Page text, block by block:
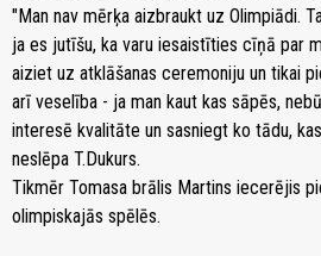
"Man nav mērķa aizbraukt uz Olimpiādi.
ja es jutīšu, ka varu iesaistīties cīņā par
aiziet uz atklāšanas ceremoniju un tikai
arī veselība - ja man kaut kas sāpēs,
interesē kvalitāte un sasniegt ko tādu,
neslēpa T.Dukurs.
Tikmēr Tomasa brālis Martins iecerējis
olimpiskajās spēlēs.